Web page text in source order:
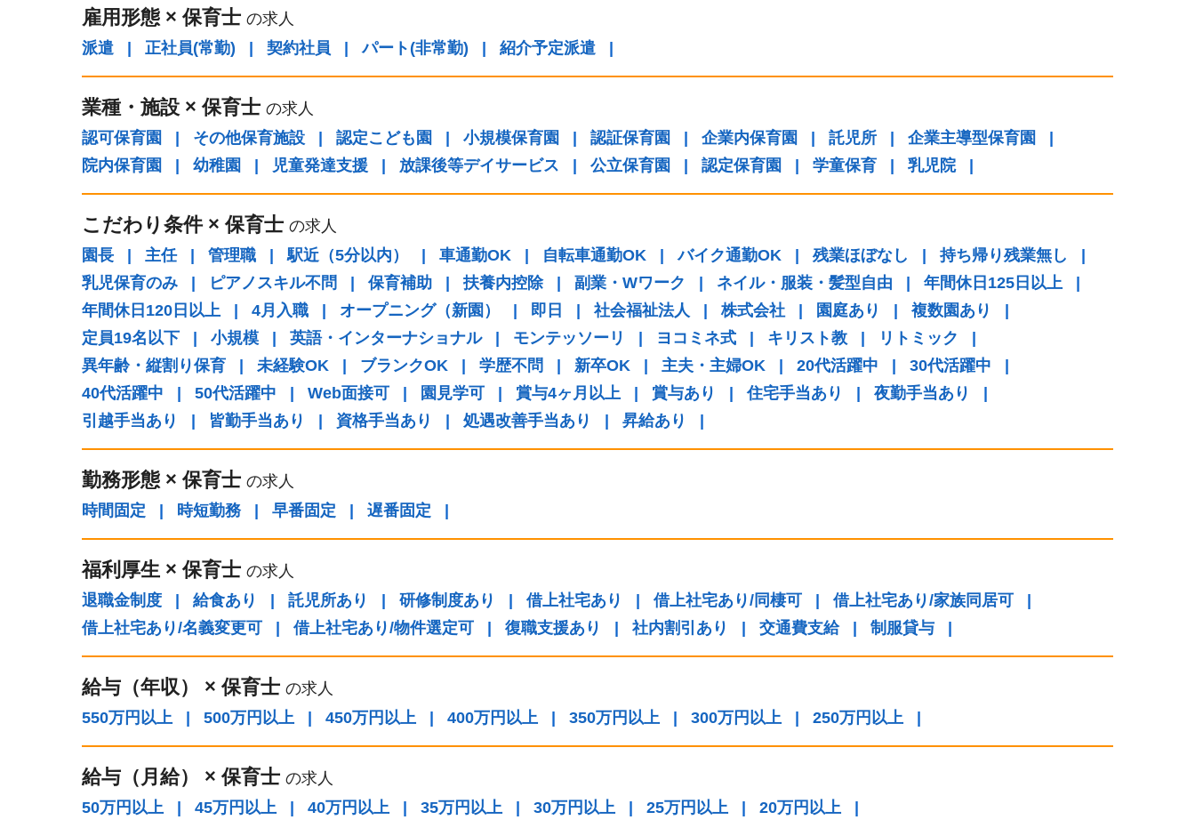
雇用形態 × 保育士 の求人
派遣
| 正社員(常勤) | 契約社員 | パート(非常勤) | 紹介予定派遣 |
業種・施設 × 保育士 の求人
認可保育園
| その他保育施設 | 認定こども園 | 小規模保育園 | 認証保育園 | 企業内保育園 | 託児所 | 企業主導型保育園
|
院内保育園
| 幼稚園 | 児童発達支援 | 放課後等デイサービス | 公立保育園 | 認定保育園 | 学童保育 | 乳児院 |
こだわり条件 × 保育士 の求人
園長
| 主任 | 管理職 | 駅近（5分以内） | 車通勤OK | 自転車通勤OK | バイク通勤OK | 残業ほぼなし | 持ち帰り残業無し
|
乳児保育のみ
| ピアノスキル不問 | 保育補助 | 扶養内控除 | 副業・Wワーク | ネイル・服装・髪型自由 | 年間休日125日以上
|
年間休日120日以上
| 4月入職 | オープニング（新園） | 即日 | 社会福祉法人 | 株式会社 | 園庭あり | 複数園あり
|
定員19名以下
| 小規模 | 英語・インターナショナル | モンテッソーリ | ヨコミネ式 | キリスト教 | リトミック
|
異年齢・縦割り保育
| 未経験OK | ブランクOK | 学歴不問 | 新卒OK | 主夫・主婦OK | 20代活躍中 | 30代活躍中
|
40代活躍中
| 50代活躍中 | Web面接可 | 園見学可 | 賞与4ヶ月以上 | 賞与あり | 住宅手当あり | 夜勤手当あり
|
引越手当あり
| 皆勤手当あり | 資格手当あり | 処遇改善手当あり | 昇給あり |
勤務形態 × 保育士 の求人
時間固定
| 時短勤務 | 早番固定 | 遅番固定 |
福利厚生 × 保育士 の求人
退職金制度
| 給食あり | 託児所あり | 研修制度あり | 借上社宅あり | 借上社宅あり/同棲可 | 借上社宅あり/家族同居可
|
借上社宅あり/名義変更可
| 借上社宅あり/物件選定可 | 復職支援あり | 社内割引あり | 交通費支給 | 制服貸与 |
給与（年収） × 保育士 の求人
550万円以上
| 500万円以上 | 450万円以上 | 400万円以上 | 350万円以上 | 300万円以上 | 250万円以上 |
給与（⽉給） × 保育士 の求人
50万円以上
| 45万円以上 | 40万円以上 | 35万円以上 | 30万円以上 | 25万円以上 | 20万円以上 |